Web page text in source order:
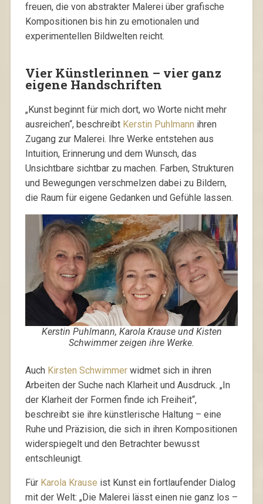
freuen, die von abstrakter Malerei über grafische
Kompositionen bis hin zu emotionalen und
experimentellen Bildwelten reicht.
Vier Künstlerinnen – vier ganz
eigene Handschriften
„Kunst beginnt für mich dort, wo Worte nicht mehr
ausreichen“, beschreibt Kerstin Puhlmann ihren
Zugang zur Malerei. Ihre Werke entstehen aus
Intuition, Erinnerung und dem Wunsch, das
Unsichtbare sichtbar zu machen. Farben, Strukturen
und Bewegungen verschmelzen dabei zu Bildern,
die Raum für eigene Gedanken und Gefühle lassen.
Kerstin Puhlmann, Karola Krause und Kisten
Schwimmer zeigen ihre Werke.
Auch Kirsten Schwimmerwidmet sich in ihren
Arbeiten der Suche nach Klarheit und Ausdruck. „In
der Klarheit der Formen finde ich Freiheit“,
beschreibt sie ihre künstlerische Haltung – eine
Ruhe und Präzision, die sich in ihren Kompositionen
widerspiegelt und den Betrachter bewusst
entschleunigt.
Für Karola Krause ist Kunst ein fortlaufender Dialog
mit der Welt: „Die Malerei lässt einen nie ganz los –